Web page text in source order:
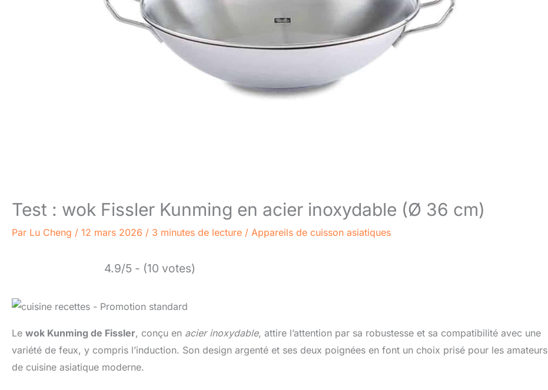
Test : wok Fissler Kunming en acier inoxydable (Ø 36 cm)
Par Lu Cheng / 12 mars 2026 / 3 minutes de lecture / Appareils de cuisson asiatiques
4.9/5 - (10 votes)
Le wok Kunming de Fissler, conçu en acier inoxydable, attire l’attention par sa robustesse et sa compatibilité avec une
variété de feux, y compris l’induction. Son design argenté et ses deux poignées en font un choix prisé pour les amateurs
de cuisine asiatique moderne.